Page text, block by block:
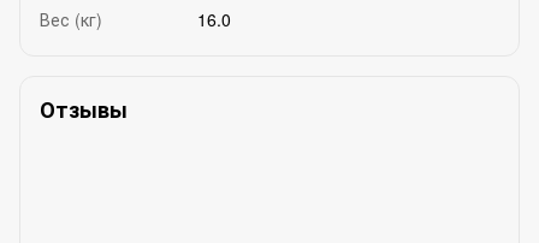
Вес (кг)
16.0
Отзывы